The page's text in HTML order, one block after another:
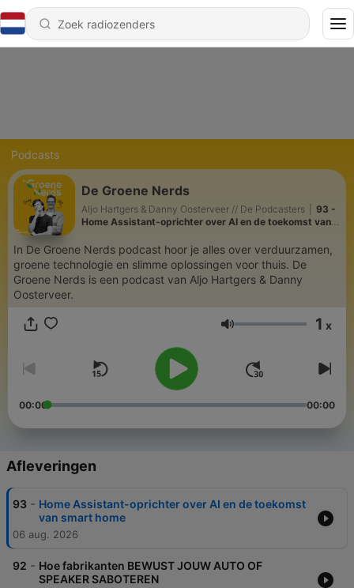
Podcasts
De Groene Nerds
Aljo Hartgers & Danny Oosterveer // De Podcasters
93 -
Home Assistant-oprichter over AI en de toekomst van
In De Groene Nerds podcast hoor je alles over verduurzamen,
groene technologie en slimme oplossingen voor thuis. De
Groene Nerds is een podcast van Aljo Hartgers & Danny
Oosterveer.
Volume 1 x
00:00 00:00
Afleveringen
93 - Home Assistant-oprichter over AI en de toekomst
van smart home
06 aug. 2026
92 - Hoe fabrikanten BEWUST JOUW AUTO OF
SPEAKER SABOTEREN